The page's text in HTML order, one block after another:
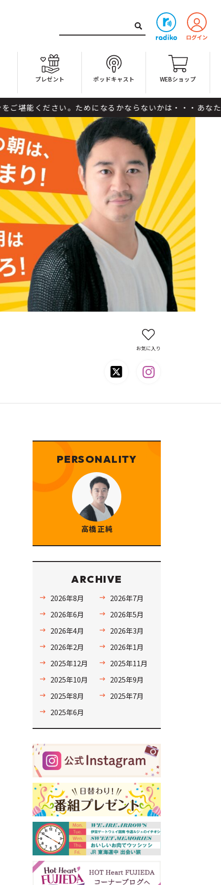
プレゼント ポッドキャスト WEBショップ
さい。ためになるかならないかは・・・あなた次第です
お気に入り
PERSONALITY
高橋 正純
ARCHIVE
2026年8月
2026年7月
2026年6月
2026年5月
2026年4月
2026年3月
2026年2月
2026年1月
2025年12月
2025年11月
2025年10月
2025年9月
2025年8月
2025年7月
2025年6月